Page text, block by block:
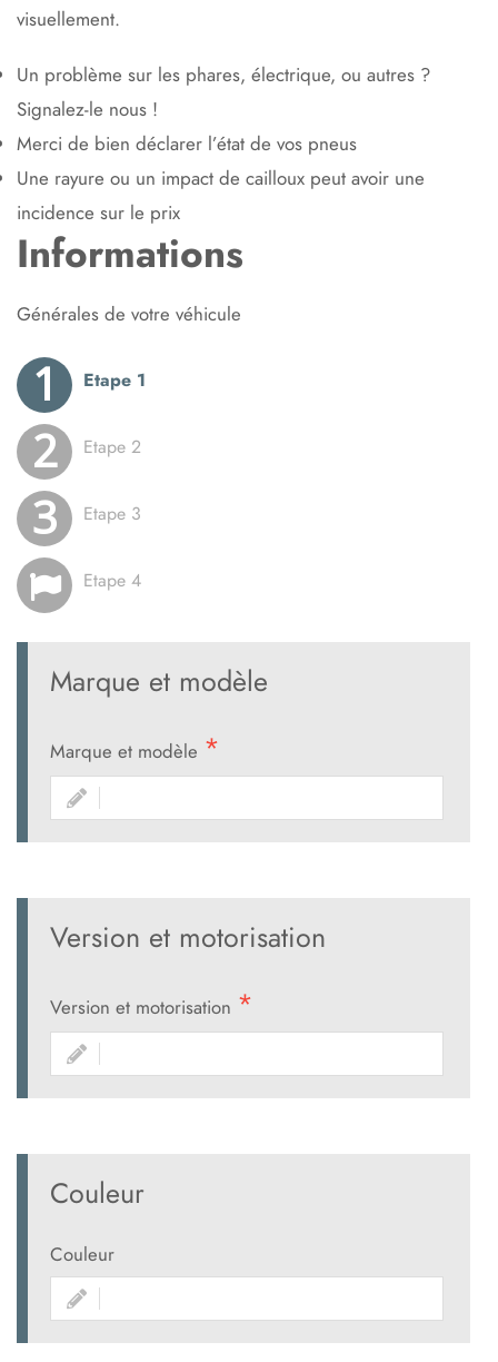
visuellement.
Un problème sur les phares, électrique, ou autres ?
Signalez-le nous !
Merci de bien déclarer l’état de vos pneus
Une rayure ou un impact de cailloux peut avoir une
incidence sur le prix
Informations
Générales de votre véhicule
Pour la reprise
de votre véhicule
Envoyez les photos de
votre véhicules
Vos coordonnées
Etape 1
Etape 2
Etape 3
Etape 4
Marque et modèle
Marque et modèle
Version et motorisation
Version et motorisation
Couleur
Couleur